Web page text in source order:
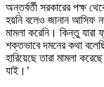
অন্তর্বর্তী সরকারের পক্ষ
হয়নি বলেও জানান আসিফ
মামলা করেনি। কিন্তু যারা
শক্তভাবে দমনের কথা
হারিয়েছে তারা মামলা
যাই।’